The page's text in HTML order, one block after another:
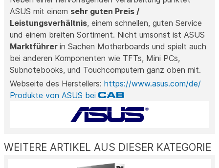
ASUS mit einem sehr guten Preis /
Leistungsverhältnis, einem schnellen, guten Service
und einem breiten Sortiment. Nicht umsonst ist ASUS
Marktführer in Sachen Motherboards und spielt auch
bei anderen Komponenten wie TFTs, Mini PCs,
Subnotebooks, und Touchcomputern ganz oben mit.
Webseite des Herstellers: https://www.asus.com/de/
Produkte von ASUS bei
WEITERE ARTIKEL AUS DIESER KATEGORIE